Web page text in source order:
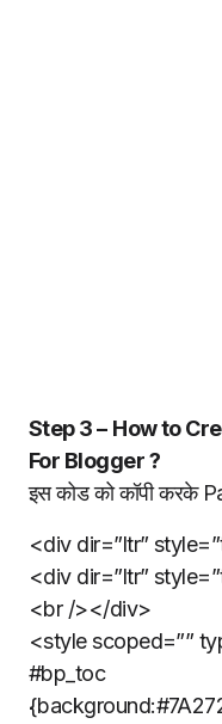
Step 3 – How to
For Blogger ?
इस कोड को कॉपी करके
<div dir=”ltr”
<div dir=”ltr”
<br /></div>
<style scoped=””
#bp_toc